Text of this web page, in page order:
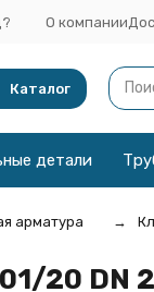
О компании
Каталог
детали
арматура
20 DN